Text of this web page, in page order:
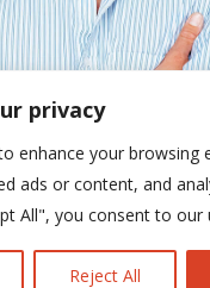
privacy
enhance your browsing
ads or content, and
All", you consent to our
Reject All